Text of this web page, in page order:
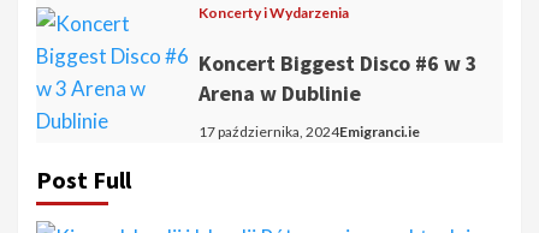
Koncerty i Wydarzenia
Koncert Biggest Disco #6 w 3
Arena w Dublinie
17 października, 2024Emigranci.ie
Post Full